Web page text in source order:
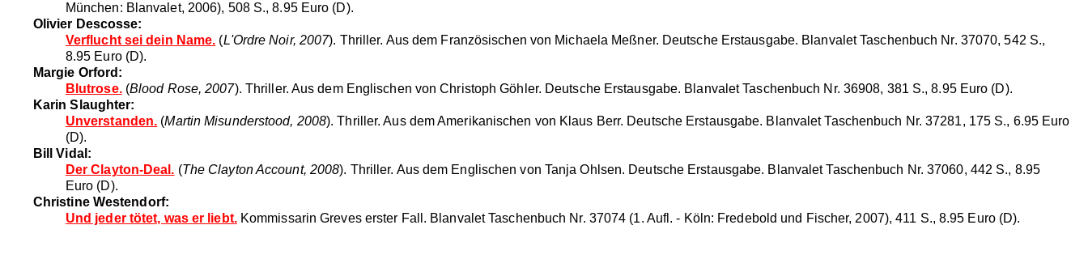
München: Blanvalet, 2006), 508 S., 8.95 Euro (D).
Olivier Descosse:
Verflucht sei dein Name. (L'Ordre Noir, 2007). Thriller. Aus dem Französischen von Michaela Meßner. Deutsche Erstausgabe. Blanvalet Taschenbuch Nr. 37070, 542 S.,
8.95 Euro (D).
Margie Orford:
Blutrose.(Blood Rose, 2007). Thriller. Aus dem Englischen von Christoph Göhler. Deutsche Erstausgabe. Blanvalet Taschenbuch Nr. 36908, 381 S., 8.95 Euro (D).
Karin Slaughter:
Unverstanden. (Martin Misunderstood, 2008). Thriller. Aus dem Amerikanischen von Klaus Berr. Deutsche Erstausgabe. Blanvalet Taschenbuch Nr. 37281, 175 S., 6.95 Euro
(D).
Bill Vidal:
Der Clayton-Deal. (The Clayton Account, 2008). Thriller. Aus dem Englischen von Tanja Ohlsen. Deutsche Erstausgabe. Blanvalet Taschenbuch Nr. 37060, 442 S., 8.95
Euro (D).
Christine Westendorf:
Und jeder tötet, was er liebt.Kommissarin Greves erster Fall. Blanvalet Taschenbuch Nr. 37074 (1. Aufl. - Köln: Fredebold und Fischer, 2007), 411 S., 8.95 Euro (D).